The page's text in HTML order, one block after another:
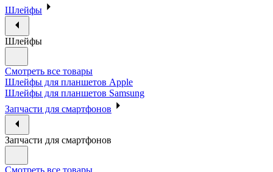
Шлейфы
Шлейфы
Смотреть все товары
Шлейфы для планшетов Apple
Шлейфы для планшетов Samsung
Запчасти для смартфонов
Запчасти для смартфонов
Смотреть все товары